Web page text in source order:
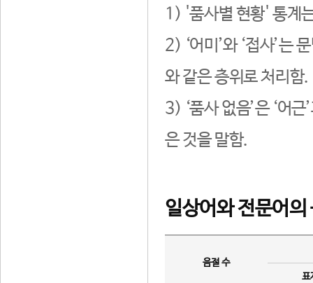
1) '품사별 현황' 통계
2) ‘어미’와 ‘접사’는
와 같은 층위로 처리함.
3) ‘품사 없음’은 ‘어
은 것을 말함.
일상어와 전문어의
음절 수
표